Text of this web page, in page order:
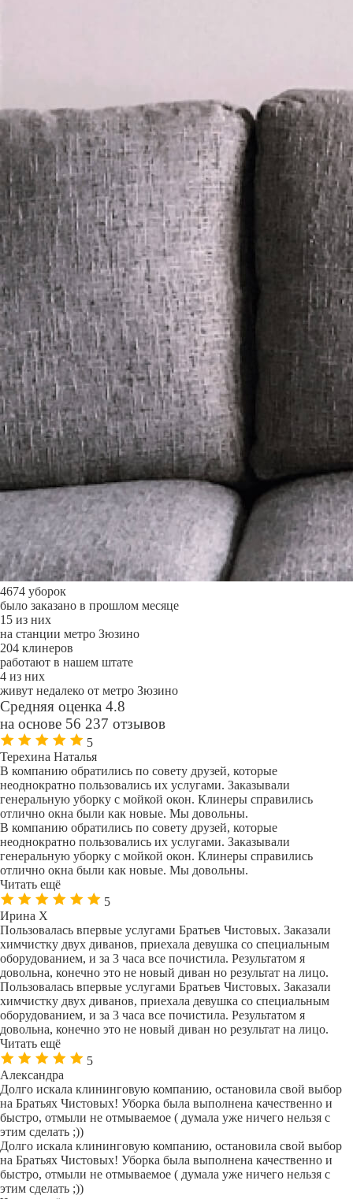
4674 уборок
было заказано в прошлом месяце
15 из них
на станции метро Зюзино
204 клинеров
работают в нашем штате
4 из них
живут недалеко от метро Зюзино
Средняя оценка 4.8
на основе 56 237 отзывов
5
Терехина Наталья
В компанию обратились по совету друзей, которые
неоднократно пользовались их услугами. Заказывали
генеральную уборку с мойкой окон. Клинеры справились
отлично окна были как новые. Мы довольны.
В компанию обратились по совету друзей, которые
неоднократно пользовались их услугами. Заказывали
генеральную уборку с мойкой окон. Клинеры справились
отлично окна были как новые. Мы довольны.
Читать ещё
5
Ирина Х
Пользовалась впервые услугами Братьев Чистовых. Заказали
химчистку двух диванов, приехала девушка со специальным
оборудованием, и за 3 часа все почистила. Результатом я
довольна, конечно это не новый диван но результат на лицо.
Пользовалась впервые услугами Братьев Чистовых. Заказали
химчистку двух диванов, приехала девушка со специальным
оборудованием, и за 3 часа все почистила. Результатом я
довольна, конечно это не новый диван но результат на лицо.
Читать ещё
5
Александра
Долго искала клининговую компанию, остановила свой выбор
на Братьях Чистовых! Уборка была выполнена качественно и
быстро, отмыли не отмываемое ( думала уже ничего нельзя с
этим сделать ;))
Долго искала клининговую компанию, остановила свой выбор
на Братьях Чистовых! Уборка была выполнена качественно и
быстро, отмыли не отмываемое ( думала уже ничего нельзя с
этим сделать ;))